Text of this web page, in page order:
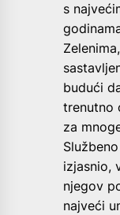
s
budući
trenutno
za
izjasnio,
njegov
najveći